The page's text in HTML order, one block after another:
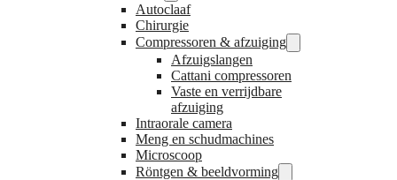
Autoclaaf
Chirurgie
Compressoren & afzuiging
Afzuigslangen
Cattani compressoren
Vaste en verrijdbare
afzuiging
Intraorale camera
Meng en schudmachines
Microscoop
Röntgen & beeldvorming